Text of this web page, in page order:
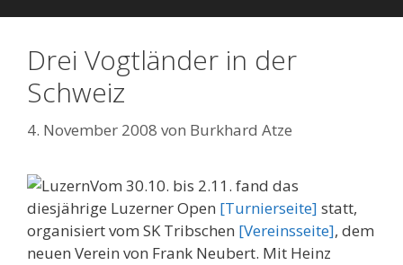
Drei Vogtländer in der
Schweiz
4. November 2008 von Burkhard Atze
Vom 30.10. bis 2.11. fand das
diesjährige Luzerner Open [Turnierseite] statt,
organisiert vom SK Tribschen [Vereinsseite], dem
neuen Verein von Frank Neubert. Mit Heinz